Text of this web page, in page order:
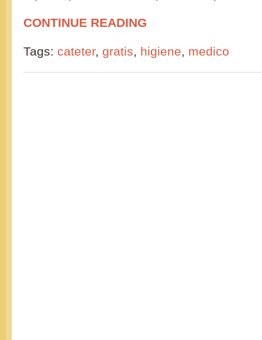
CONTINUE READING
Tags: cateter, gratis, higiene, medico